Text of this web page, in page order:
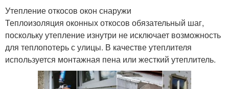
Утепление откосов окон снаружи
Теплоизоляция оконных откосов обязательный шаг,
поскольку утепление изнутри не исключает возможность
для теплопотерь с улицы. В качестве утеплителя
используется монтажная пена или жесткий утеплитель.